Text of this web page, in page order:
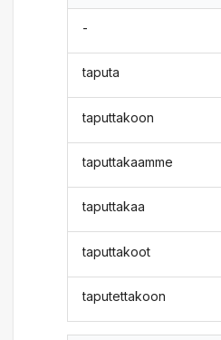
-
taputa
taputtakoon
taputtakaamme
taputtakaa
taputtakoot
taputettakoon